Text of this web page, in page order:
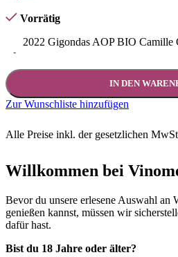
Vorrätig
-
2022 Gigondas AOP BIO Camille
IN DEN
Zur Wunschliste hinzufügen
Alle Preise inkl. der gesetzlichen
Willkommen bei
Bevor du unsere erlesene Auswahl an
genießen kannst, müssen wir
dafür hast.
Bist du 18 Jahre oder älter?